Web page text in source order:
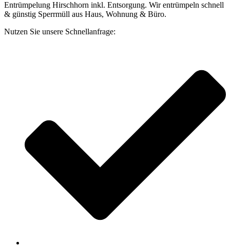
Entrümpelung Hirschhorn inkl. Entsorgung. Wir entrümpeln schnell
& günstig Sperrmüll aus Haus, Wohnung & Büro.
Nutzen Sie unsere Schnellanfrage: